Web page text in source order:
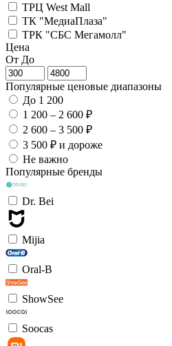
ТРЦ West Mall
ТК "МедиаПлаза"
ТРК "СБС Мегамолл"
Цена
От До
Популярные ценовые диапазоны
До 1 200
1 200 – 2 600 ₽
2 600 – 3 500 ₽
3 500 ₽ и дороже
Не важно
Популярные бренды
Dr. Bei
Mijia
Oral-B
ShowSee
Soocas